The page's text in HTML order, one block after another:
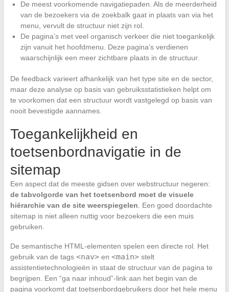
De meest voorkomende navigatiepaden. Als de meerderheid
van de bezoekers via de zoekbalk gaat in plaats van via het
menu, vervult de structuur niet zijn rol.
De pagina’s met veel organisch verkeer die niet toegankelijk
zijn vanuit het hoofdmenu. Deze pagina’s verdienen
waarschijnlijk een meer zichtbare plaats in de structuur.
De feedback varieert afhankelijk van het type site en de sector,
maar deze analyse op basis van gebruiksstatistieken helpt om
te voorkomen dat een structuur wordt vastgelegd op basis van
nooit bevestigde aannames.
Toegankelijkheid en
toetsenbordnavigatie in de
sitemap
Een aspect dat de meeste gidsen over webstructuur negeren:
de tabvolgorde van het toetsenbord moet de visuele
hiërarchie van de site weerspiegelen . Een goed doordachte
sitemap is niet alleen nuttig voor bezoekers die een muis
gebruiken.
De semantische HTML-elementen spelen een directe rol. Het
gebruik van de tags <nav>en <main>stelt
assistentietechnologieën in staat de structuur van de pagina te
begrijpen. Een “ga naar inhoud”-link aan het begin van de
pagina voorkomt dat toetsenbordgebruikers door het hele menu